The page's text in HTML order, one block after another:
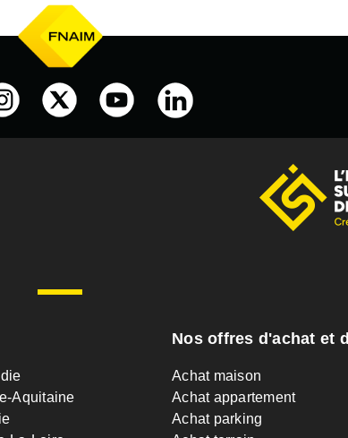
Aquitaine
Nos offres d'achat et
Achat maison
Achat appartement
Achat parking